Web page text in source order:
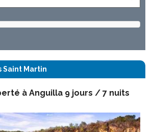
Saint Martin
à Anguilla 9 jours / 7 nuits